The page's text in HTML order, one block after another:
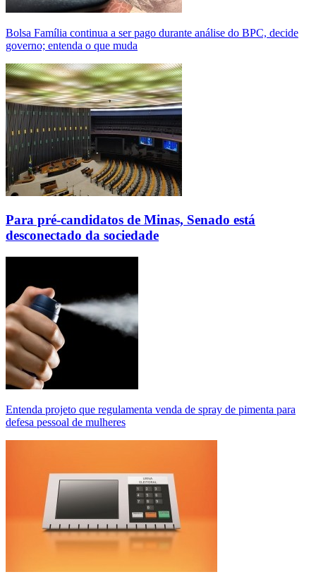
Bolsa Família continua a ser pago durante análise do BPC, decide
governo; entenda o que muda
Para pré-candidatos de Minas, Senado está
desconectado da sociedade
Entenda projeto que regulamenta venda de spray de pimenta para
defesa pessoal de mulheres